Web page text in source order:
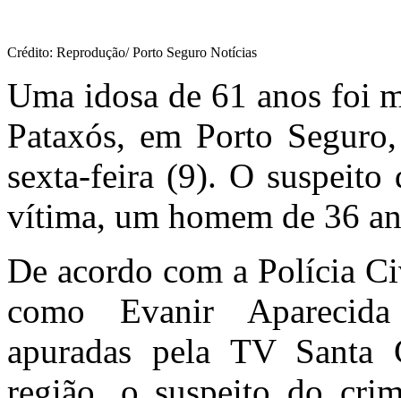
Crédito: Reprodução/ Porto Seguro Notícias
Uma idosa de 61 anos foi
Pataxós, em Porto
sexta-feira (9). O suspeito
vítima, um homem de 36
De acordo com a Polícia
como Evanir
apuradas pela TV